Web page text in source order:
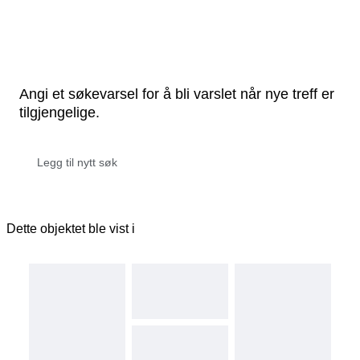
Angi et søkevarsel for å bli varslet når nye treff er
tilgjengelige.
Dette objektet ble vist i